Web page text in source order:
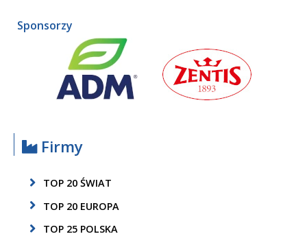
Sponsorzy
Firmy
TOP 20 ŚWIAT
TOP 20 EUROPA
TOP 25 POLSKA